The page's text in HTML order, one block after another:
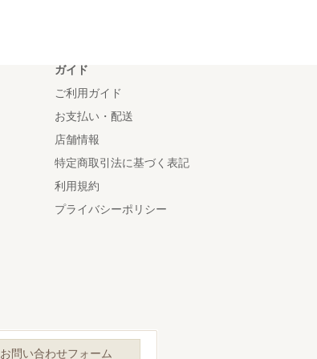
ガイド
ご利用ガイド
お支払い・配送
店舗情報
特定商取引法に基づく表記
利用規約
プライバシーポリシー
お問い合わせフォーム